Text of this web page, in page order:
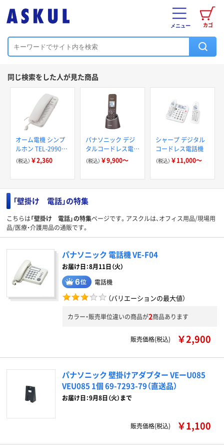
カゴ
メニュー
同じ検索をした人が見た商品
オーム電機 シンプ
ルホン TEL-2990S
05-2990 1個（直送
（税込） ￥2,360
パナソニック デジ
タルコードレス電話
機
（税込） ￥9,900～
シャープ デジタル
コードレス電話機
（税込） ￥11,000～
「壁掛け 電話」の特集
こちらは「壁掛け 電話」の特集ページです。アスクルは、オフィス用品/現場用
品/医療・介護用品の通販です。
パナソニック 電話機 VE-F04
お届け日：8月11日（火）
電話機
（バリエーションの最大値）
カラー・販売単位違いの商品が2商品あります
販売価格(税込) ￥2,900
パナソニック 壁掛けアダプター VEーU085
VEU085 1個 69-7293-79（直送品）
お届け日：9月8日（火）まで
販売価格(税込) ￥1,100